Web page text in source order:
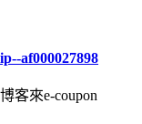
af000027898
客來e-coupon